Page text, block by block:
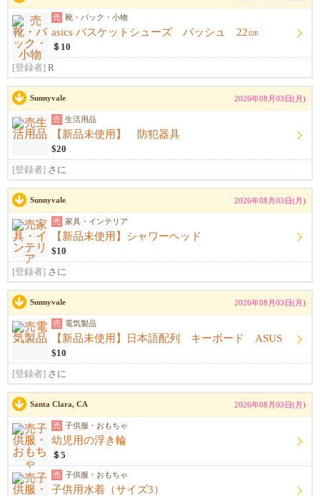
売 靴・バック・小物
asics バスケットシューズ バッシュ 22㎝
＄10
[登録者] R
Sunnyvale 2026年08月03日(月)
売 生活用品
【新品未使用】 防犯器具
$20
[登録者] さに
Sunnyvale 2026年08月03日(月)
売 家具・インテリア
【新品未使用】シャワーヘッド
$10
[登録者] さに
Sunnyvale 2026年08月03日(月)
売 電気製品
【新品未使用】日本語配列 キーボード ASUS
$10
[登録者] さに
Santa Clara, CA 2026年08月03日(月)
売 子供服・おもちゃ
幼児用の浮き輪
＄5
売 子供服・おもちゃ
子供用水着（サイズ3）